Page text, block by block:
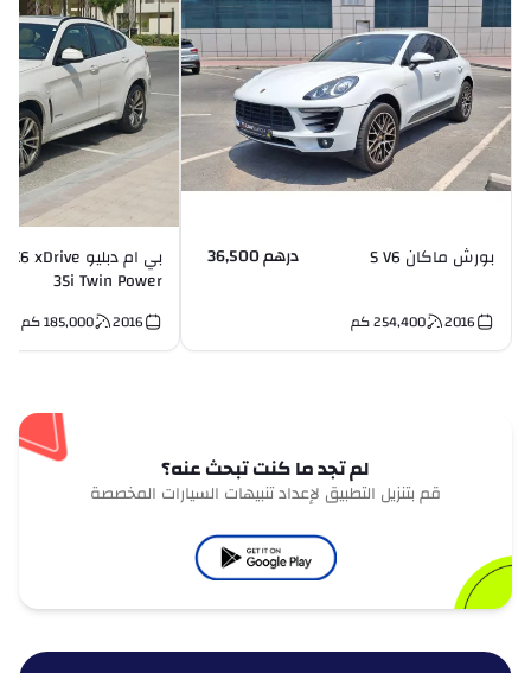
بورش ماكان S V6 درهم 36,500
2016
254,400 كم
بي ام دبليو X6 xDrive
35i Twin Power
2016
185,000 كم
لم تجد ما كنت تبحث عنه؟
قم بتنزيل التطبيق لإعداد تنبيهات السيارات المخصصة